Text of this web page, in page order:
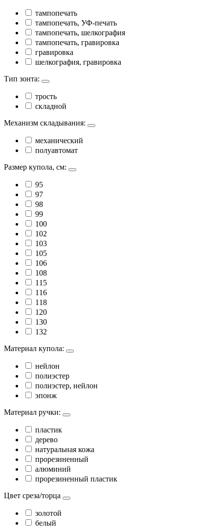
тампопечать
тампопечать, УФ-печать
тампопечать, шелкография
тампопечать, гравировка
гравировка
шелкография, гравировка
Тип зонта:
трость
складной
Механизм складывания:
механический
полуавтомат
Размер купола, см:
95
97
98
99
100
102
103
105
106
108
115
116
118
120
130
132
Материал купола:
нейлон
полиэстер
полиэстер, нейлон
эпонж
Материал ручки:
пластик
дерево
натуральная кожа
прорезиненный
алюминий
прорезиненный пластик
Цвет среза/торца
золотой
белый